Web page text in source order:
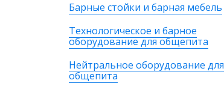
Барные стойки и барная мебель
Технологическое и барное
оборудование для общепита
Нейтральное оборудование для
общепита